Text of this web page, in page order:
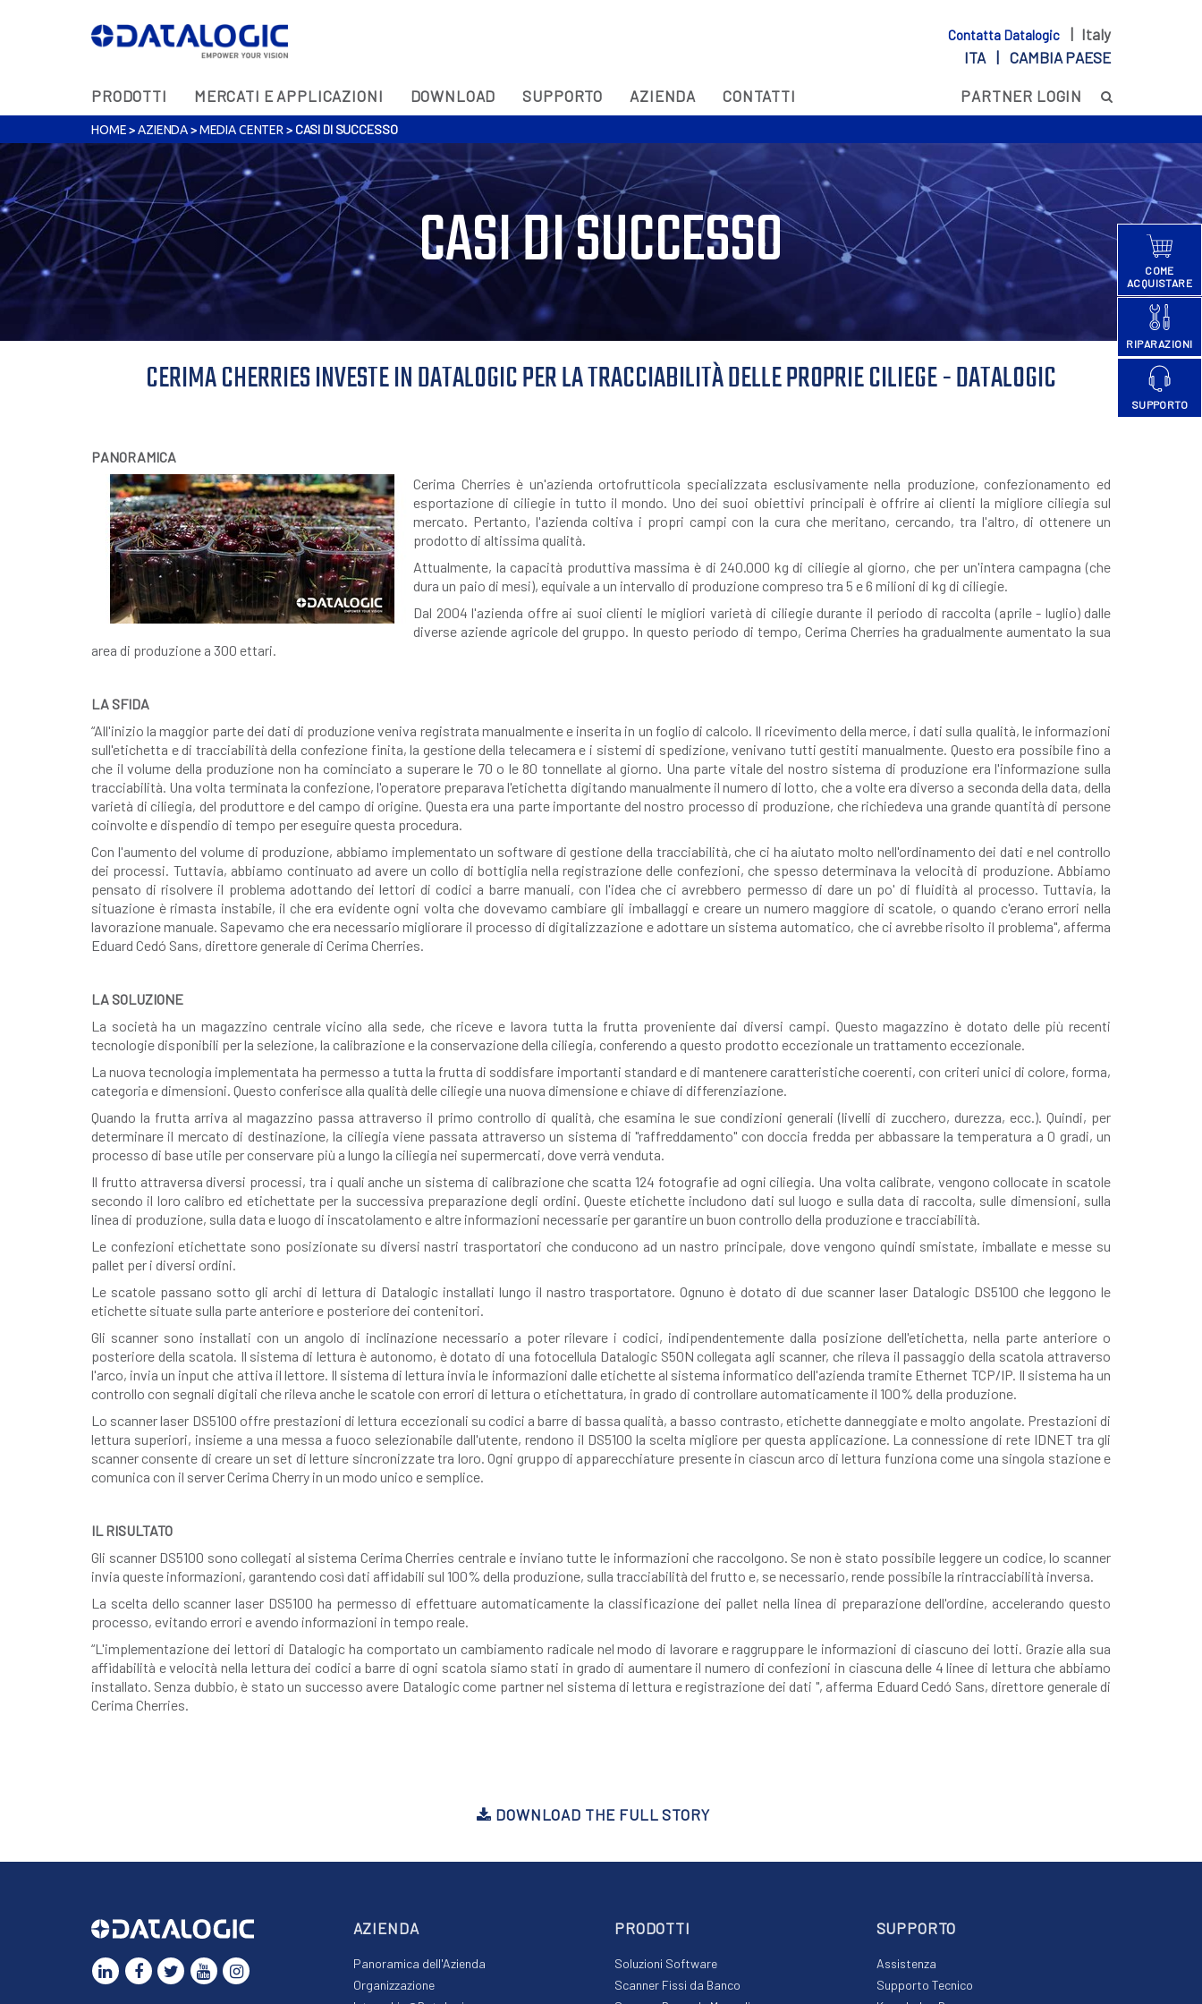
Contatta Datalogic
| Italy
ITA | CAMBIA PAESE
PRODOTTI MERCATI E APPLICAZIONI DOWNLOAD SUPPORTO AZIENDA CONTATTI PARTNER LOGIN
HOME >AZIENDA>MEDIA CENTER > CASI DI SUCCESSO
CASI DI SUCCESSO
CERIMA CHERRIES INVESTE IN DATALOGIC PER LA TRACCIABILITÀ DELLE PROPRIE CILIEGE - DATALOGIC
PANORAMICA
Cerima Cherries è un'azienda ortofrutticola specializzata esclusivamente nella produzione, confezionamento ed
esportazione di ciliegie in tutto il mondo. Uno dei suoi obiettivi principali è offrire ai clienti la migliore ciliegia sul
mercato. Pertanto, l'azienda coltiva i propri campi con la cura che meritano, cercando, tra l'altro, di ottenere un
prodotto di altissima qualità.
Attualmente, la capacità produttiva massima è di 240.000 kg di ciliegie al giorno, che per un'intera campagna (che
dura un paio di mesi), equivale a un intervallo di produzione compreso tra 5 e 6 milioni di kg di ciliegie.
Dal 2004 l'azienda offre ai suoi clienti le migliori varietà di ciliegie durante il periodo di raccolta (aprile - luglio) dalle
diverse aziende agricole del gruppo. In questo periodo di tempo, Cerima Cherries ha gradualmente aumentato la sua
area di produzione a 300 ettari.
LA SFIDA
“All'inizio la maggior parte dei dati di produzione veniva registrata manualmente e inserita in un foglio di calcolo. Il ricevimento della merce, i dati sulla qualità, le informazioni
sull'etichetta e di tracciabilità della confezione finita, la gestione della telecamera e i sistemi di spedizione, venivano tutti gestiti manualmente. Questo era possibile fino a
che il volume della produzione non ha cominciato a superare le 70 o le 80 tonnellate al giorno. Una parte vitale del nostro sistema di produzione era l'informazione sulla
tracciabilità. Una volta terminata la confezione, l'operatore preparava l'etichetta digitando manualmente il numero di lotto, che a volte era diverso a seconda della data, della
varietà di ciliegia, del produttore e del campo di origine. Questa era una parte importante del nostro processo di produzione, che richiedeva una grande quantità di persone
coinvolte e dispendio di tempo per eseguire questa procedura.
Con l'aumento del volume di produzione, abbiamo implementato un software di gestione della tracciabilità, che ci ha aiutato molto nell'ordinamento dei dati e nel controllo
dei processi. Tuttavia, abbiamo continuato ad avere un collo di bottiglia nella registrazione delle confezioni, che spesso determinava la velocità di produzione. Abbiamo
pensato di risolvere il problema adottando dei lettori di codici a barre manuali, con l'idea che ci avrebbero permesso di dare un po' di fluidità al processo. Tuttavia, la
situazione è rimasta instabile, il che era evidente ogni volta che dovevamo cambiare gli imballaggi e creare un numero maggiore di scatole, o quando c'erano errori nella
lavorazione manuale. Sapevamo che era necessario migliorare il processo di digitalizzazione e adottare un sistema automatico, che ci avrebbe risolto il problema", afferma
Eduard Cedó Sans, direttore generale di Cerima Cherries.
LA SOLUZIONE
La società ha un magazzino centrale vicino alla sede, che riceve e lavora tutta la frutta proveniente dai diversi campi. Questo magazzino è dotato delle più recenti
tecnologie disponibili per la selezione, la calibrazione e la conservazione della ciliegia, conferendo a questo prodotto eccezionale un trattamento eccezionale.
La nuova tecnologia implementata ha permesso a tutta la frutta di soddisfare importanti standard e di mantenere caratteristiche coerenti, con criteri unici di colore, forma,
categoria e dimensioni. Questo conferisce alla qualità delle ciliegie una nuova dimensione e chiave di differenziazione.
Quando la frutta arriva al magazzino passa attraverso il primo controllo di qualità, che esamina le sue condizioni generali (livelli di zucchero, durezza, ecc.). Quindi, per
determinare il mercato di destinazione, la ciliegia viene passata attraverso un sistema di "raffreddamento" con doccia fredda per abbassare la temperatura a 0 gradi, un
processo di base utile per conservare più a lungo la ciliegia nei supermercati, dove verrà venduta.
Il frutto attraversa diversi processi, tra i quali anche un sistema di calibrazione che scatta 124 fotografie ad ogni ciliegia. Una volta calibrate, vengono collocate in scatole
secondo il loro calibro ed etichettate per la successiva preparazione degli ordini. Queste etichette includono dati sul luogo e sulla data di raccolta, sulle dimensioni, sulla
linea di produzione, sulla data e luogo di inscatolamento e altre informazioni necessarie per garantire un buon controllo della produzione e tracciabilità.
Le confezioni etichettate sono posizionate su diversi nastri trasportatori che conducono ad un nastro principale, dove vengono quindi smistate, imballate e messe su
pallet per i diversi ordini.
Le scatole passano sotto gli archi di lettura di Datalogic installati lungo il nastro trasportatore. Ognuno è dotato di due scanner laser Datalogic DS5100 che leggono le
etichette situate sulla parte anteriore e posteriore dei contenitori.
Gli scanner sono installati con un angolo di inclinazione necessario a poter rilevare i codici, indipendentemente dalla posizione dell'etichetta, nella parte anteriore o
posteriore della scatola. Il sistema di lettura è autonomo, è dotato di una fotocellula Datalogic S50N collegata agli scanner, che rileva il passaggio della scatola attraverso
l'arco, invia un input che attiva il lettore. Il sistema di lettura invia le informazioni dalle etichette al sistema informatico dell'azienda tramite Ethernet TCP/IP. Il sistema ha un
controllo con segnali digitali che rileva anche le scatole con errori di lettura o etichettatura, in grado di controllare automaticamente il 100% della produzione.
Lo scanner laser DS5100 offre prestazioni di lettura eccezionali su codici a barre di bassa qualità, a basso contrasto, etichette danneggiate e molto angolate. Prestazioni di
lettura superiori, insieme a una messa a fuoco selezionabile dall'utente, rendono il DS5100 la scelta migliore per questa applicazione. La connessione di rete IDNET tra gli
scanner consente di creare un set di letture sincronizzate tra loro. Ogni gruppo di apparecchiature presente in ciascun arco di lettura funziona come una singola stazione e
comunica con il server Cerima Cherry in un modo unico e semplice.
IL RISULTATO
Gli scanner DS5100 sono collegati al sistema Cerima Cherries centrale e inviano tutte le informazioni che raccolgono. Se non è stato possibile leggere un codice, lo scanner
invia queste informazioni, garantendo così dati affidabili sul 100% della produzione, sulla tracciabilità del frutto e, se necessario, rende possibile la rintracciabilità inversa.
La scelta dello scanner laser DS5100 ha permesso di effettuare automaticamente la classificazione dei pallet nella linea di preparazione dell'ordine, accelerando questo
processo, evitando errori e avendo informazioni in tempo reale.
“L'implementazione dei lettori di Datalogic ha comportato un cambiamento radicale nel modo di lavorare e raggruppare le informazioni di ciascuno dei lotti. Grazie alla sua
affidabilità e velocità nella lettura dei codici a barre di ogni scatola siamo stati in grado di aumentare il numero di confezioni in ciascuna delle 4 linee di lettura che abbiamo
installato. Senza dubbio, è stato un successo avere Datalogic come partner nel sistema di lettura e registrazione dei dati ", afferma Eduard Cedó Sans, direttore generale di
Cerima Cherries.
DOWNLOAD THE FULL STORY
AZIENDA
Panoramica dell'Azienda
Organizzazione
PRODOTTI
Soluzioni Software
Scanner Fissi da Banco
SUPPORTO
Assistenza
Supporto Tecnico
COME
ACQUISTARE
RIPARAZIONI
SUPPORTO